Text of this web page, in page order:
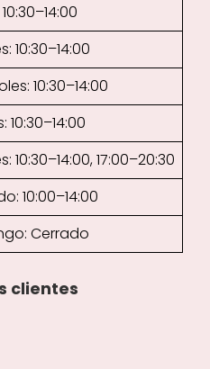
10:30–14:00
10:30–14:00
10:30–14:00
10:30–14:00, 17:00–20:30
10:00–14:00
Cerrado
clientes